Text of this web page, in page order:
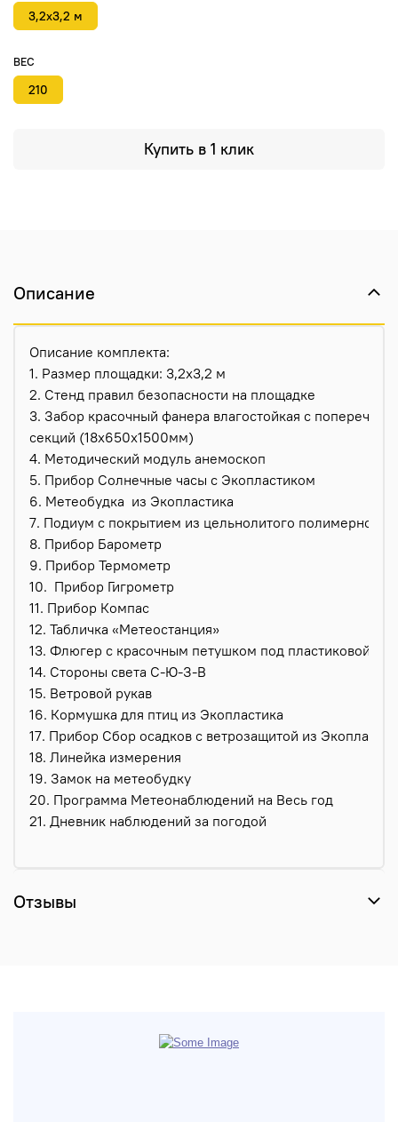
Купить в 1 клик
3,2х3,2 м
ВЕС
210
Описание
Описание комплекта:
1. Размер площадки: 3,2х3,2 м
2. Стенд правил безопасности на площадке
3. Забор красочный фанера влагостойкая с
секций (18х650х1500мм)
4. Методический модуль анемоскоп
5. Прибор Солнечные часы с Экопластиком
6. Метеобудка из Экопластика
7. Подиум с покрытием из цельнолитого полимерного
8. Прибор Барометр
9. Прибор Термометр
10. Прибор Гигрометр
11. Прибор Компас
12. Табличка «Метеостанция»
13. Флюгер с красочным петушком под пластиковой
14. Стороны света С-Ю-З-В
15. Ветровой рукав
16. Кормушка для птиц из Экопластика
17. Прибор Сбор осадков с ветрозащитой из
18. Линейка измерения
19. Замок на метеобудку
20. Программа Метеонаблюдений на Весь год
21. Дневник наблюдений за погодой
Отзывы